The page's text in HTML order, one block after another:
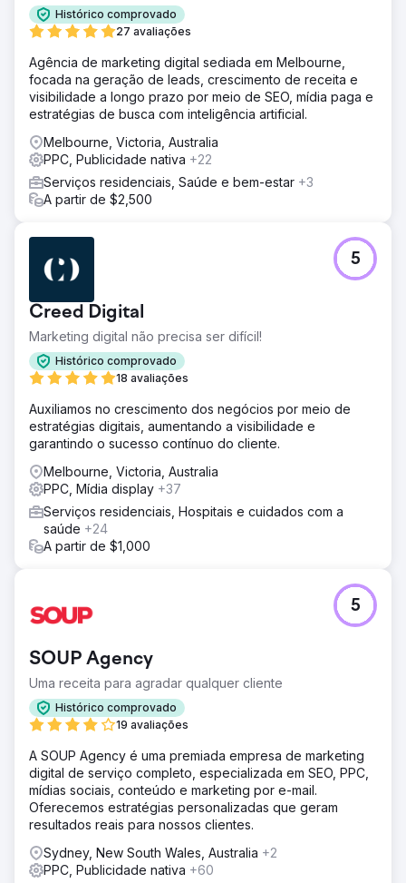
Histórico comprovado
27 avaliações
Agência de marketing digital sediada em Melbourne,
focada na geração de leads, crescimento de receita e
visibilidade a longo prazo por meio de SEO, mídia paga e
estratégias de busca com inteligência artificial.
Melbourne, Victoria, Australia
PPC, Publicidade nativa +22
Serviços residenciais, Saúde e bem-estar +3
A partir de $2,500
Creed Digital
Marketing digital não precisa ser difícil!
Histórico comprovado
18 avaliações
5
Auxiliamos no crescimento dos negócios por meio de
estratégias digitais, aumentando a visibilidade e
garantindo o sucesso contínuo do cliente.
Melbourne, Victoria, Australia
PPC, Mídia display +37
Serviços residenciais, Hospitais e cuidados com a
saúde +24
A partir de $1,000
SOUP Agency
Uma receita para agradar qualquer cliente
Histórico comprovado
19 avaliações
5
A SOUP Agency é uma premiada empresa de marketing
digital de serviço completo, especializada em SEO, PPC,
mídias sociais, conteúdo e marketing por e-mail.
Oferecemos estratégias personalizadas que geram
resultados reais para nossos clientes.
Sydney, New South Wales, Australia +2
PPC, Publicidade nativa +60